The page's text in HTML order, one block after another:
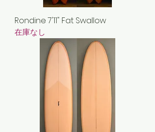
Rondine 7'11" Fat Swallow
在庫なし